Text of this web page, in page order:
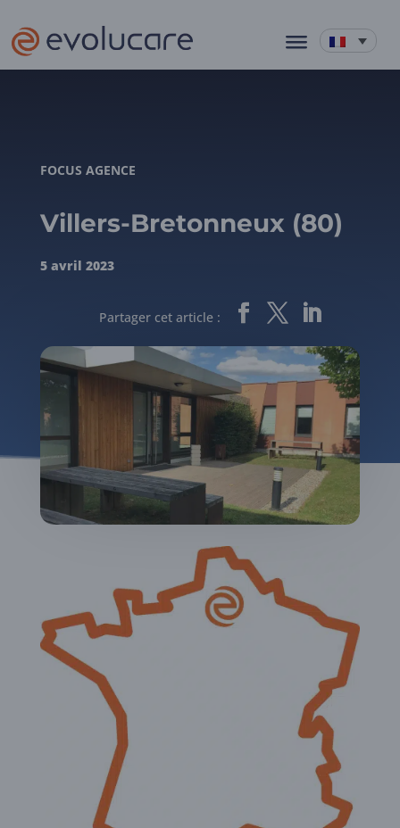
FOCUS AGENCE
Villers-Bretonneux (80)
5 avril 2023
Partager cet article :